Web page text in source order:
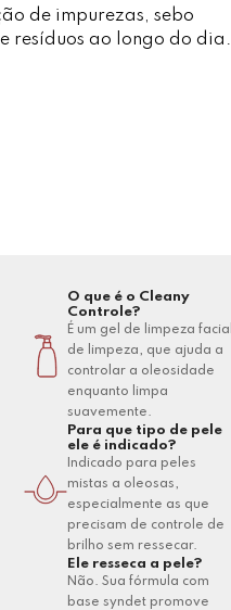
de impurezas, sebo
resíduos ao longo do dia.
O que é o Cleany
Controle?
É um gel de limpeza facial
de limpeza, que ajuda a
controlar a oleosidade
enquanto limpa
suavemente.
Para que tipo de pele
ele é indicado?
Indicado para peles
mistas a oleosas,
especialmente as que
precisam de controle de
brilho sem ressecar.
Ele resseca a pele?
Não. Sua fórmula com
base syndet promove